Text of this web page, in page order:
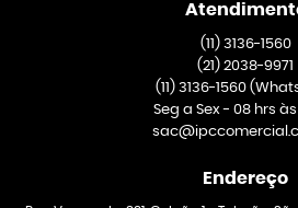
(11)3136-1560
(21) 2038-9971
(11)3136-1560
Seg a Sex - 08 hrs às
Endereço